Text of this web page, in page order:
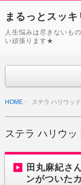
まるっとスッ
人生悩みは尽きないも
い頑張ります★
HOME ステラ ハリウッ
ステラ ハリウッ
田丸麻紀さ
ンがついた